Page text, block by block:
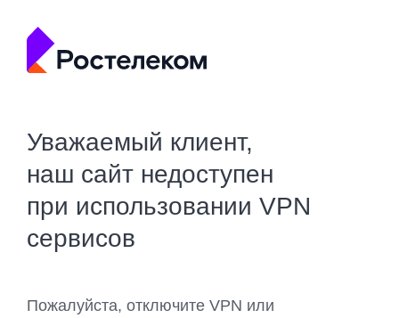
Уважаемый клиент,
наш сайт недоступен
при использовании VPN
сервисов
Пожалуйста, отключите VPN или